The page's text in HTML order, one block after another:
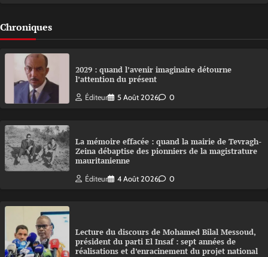
Chroniques
2029 : quand l’avenir imaginaire détourne
l’attention du présent
Éditeur 5 Août 2026 0
La mémoire effacée : quand la mairie de Tevragh-
Zeina débaptise des pionniers de la magistrature
mauritanienne
Éditeur 4 Août 2026 0
Lecture du discours de Mohamed Bilal Messoud,
président du parti El Insaf : sept années de
réalisations et d’enracinement du projet national